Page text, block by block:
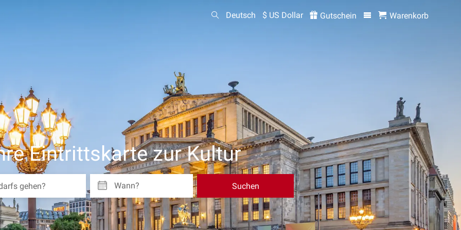
Deutsch $ US Dollar Gutschein Warenkorb
Eintrittskarte zur Kultur
Wann? Suchen